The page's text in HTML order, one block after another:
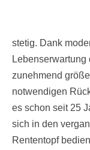
stetig. Dank
zunehmend
notwendigen
es schon seit 25
sich in den
Rententopf